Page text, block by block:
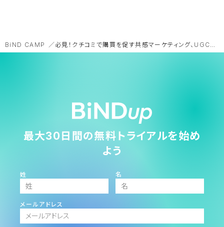
BiND CAMP
最大30日間の無料トライアルを始め
よう
姓 名
メールアドレス